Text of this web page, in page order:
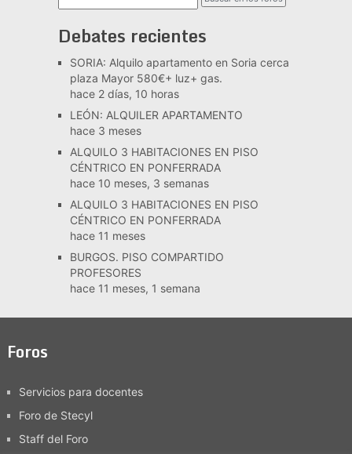
Debates recientes
SORIA: Alquilo apartamento en Soria cerca
plaza Mayor 580€+ luz+ gas.
hace 2 días, 10 horas
LEÓN: ALQUILER APARTAMENTO
hace 3 meses
ALQUILO 3 HABITACIONES EN PISO
CÉNTRICO EN PONFERRADA
hace 10 meses, 3 semanas
ALQUILO 3 HABITACIONES EN PISO
CÉNTRICO EN PONFERRADA
hace 11 meses
BURGOS. PISO COMPARTIDO
PROFESORES
hace 11 meses, 1 semana
Foros
Servicios para docentes
Foro de Stecyl
Staff del Foro